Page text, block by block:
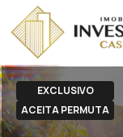
EXCLUSIVO
ACEITA PERMUTA